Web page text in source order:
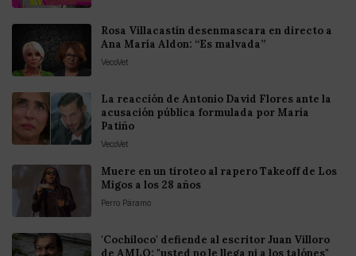
Rosa Villacastín desenmascara en directo a
Ana María Aldon: “Es malvada”
VecoVet
La reacción de Antonio David Flores ante la
acusación pública formulada por María
Patiño
VecoVet
Muere en un tiroteo al rapero Takeoff de Los
Migos a los 28 años
Perro Páramo
'Cochiloco' defiende al escritor Juan Villoro
de AMLO: "usted no le llega ni a los talónes"